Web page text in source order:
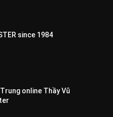
since 1984
online Thầy Vũ